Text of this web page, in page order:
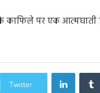
पर एक आत्मघाती
Twitter